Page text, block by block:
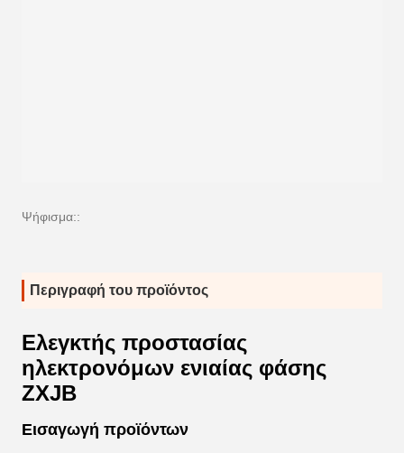
Ψήφισμα::
Περιγραφή του προϊόντος
Ελεγκτής προστασίας
ηλεκτρονόμων ενιαίας φάσης
ZXJB
Εισαγωγή προϊόντων